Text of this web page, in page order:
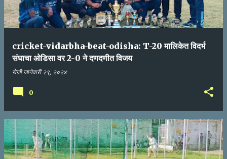
cricket-vidarbha-beat-odisha: T-20 मालिकेत विदर्भ
संघाचा ओडिसा वर 2-0 ने दणदणीत विजय
रोजीजानेवारी २९, २०२४
0